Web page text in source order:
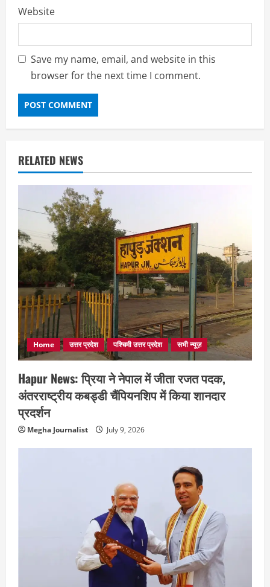
Website
Save my name, email, and website in this
browser for the next time I comment.
RELATED NEWS
Home उत्तर प्रदेश पश्चिमी उत्तर प्रदेश सभी न्यूज़
Hapur News: प्रिया ने नेपाल में जीता रजत पदक,
अंतरराष्ट्रीय कबड्डी चैंपियनशिप में किया शानदार
प्रदर्शन
Megha Journalist July 9, 2026